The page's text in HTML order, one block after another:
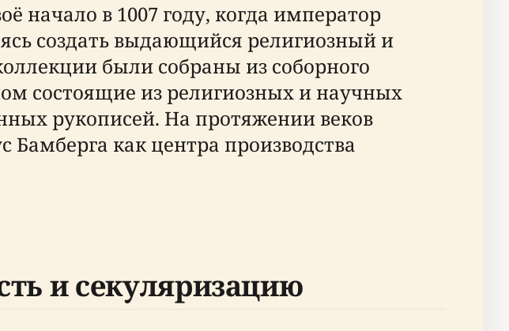
начало в 1007 году, когда император
создать выдающийся религиозный и
были собраны из соборного
состоящие из религиозных и научных
рукописей. На протяжении веков
как центра производства
и секуляризацию